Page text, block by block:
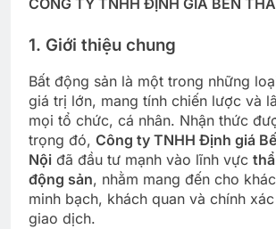
1. Giới thiệu chung
Bất động sản là một trong những
giá trị lớn, mang tính chiến lược và
mọi tổ chức, cá nhân. Nhận thức
trọng đó, Công ty TNHH Định giá
Nội đã đầu tư mạnh vào lĩnh vực
động sản, nhằm mang đến cho
minh bạch, khách quan và chính
giao dịch.